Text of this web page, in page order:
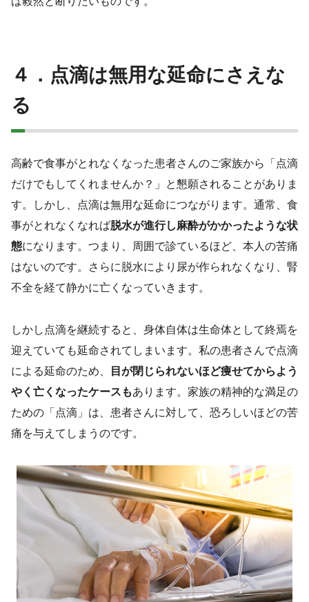
４．点滴は無用な延命にさえな
る
高齢で食事がとれなくなった患者さんのご家族から「点滴
だけでもしてくれませんか？」と懇願されることがありま
す。しかし、点滴は無用な延命につながります。通常、食
事がとれなくなれば脱水が進行し麻酔がかかったような状
態になります。つまり、周囲で診ているほど、本人の苦痛
はないのです。さらに脱水により尿が作られなくなり、腎
不全を経て静かに亡くなっていきます。
しかし点滴を継続すると、身体自体は生命体として終焉を
迎えていても延命されてしまいます。私の患者さんで点滴
による延命のため、
目が閉じられないほど痩せてからよう
やく亡くなったケースもあります。家族の精神的な満足の
ための「点滴」は、患者さんに対して、恐ろしいほどの苦
痛を与えてしまうのです。